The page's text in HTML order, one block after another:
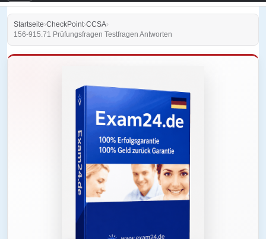
Startseite›CheckPoint›CCSA›
156-915.71 Prüfungsfragen Testfragen Antworten